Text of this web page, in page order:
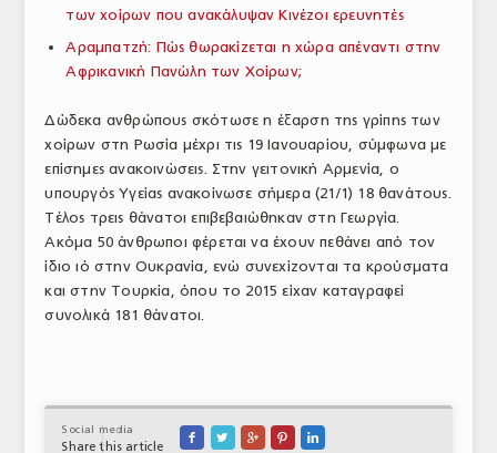
ΕΞΟΠΛΙΣΜΟΣ
ΥΠΗΡΕΣΙΕΣ
ΕΜΠΟΡΙΚΟΙ ΑΝΤΙΠΡΟΣΩΠΟΙ
ΝΟΜΟΘΕΣΙΑ
ΕΛΛΗΝΙΚΗ ΝΟΜΟΘΕΣΙΑ
ΕΥΡΩΠΑΪΚΗ ΝΟΜΟΘΕΣΙΑ
ΑΡΧΕΙΟ ΤΕΥΧΩΝ
των χοίρων που ανακάλυψαν Κινέζοι ερευνητές
Αραμπατζή: Πώς θωρακίζεται η χώρα απέναντι στην
Αφρικανική Πανώλη των Χοίρων;
Δώδεκα ανθρώπους σκότωσε η έξαρση της γρίπης των
χοίρων στη Ρωσία μέχρι τις 19 Ιανουαρίου, σύμφωνα με
επίσημες ανακοινώσεις. Στην γειτονική Αρμενία, ο
υπουργός Υγείας ανακοίνωσε σήμερα (21/1) 18 θανάτους.
Τέλος τρεις θάνατοι επιβεβαιώθηκαν στη Γεωργία.
Ακόμα 50 άνθρωποι φέρεται να έχουν πεθάνει από τον
ίδιο ιό στην Ουκρανία, ενώ συνεχίζονται τα κρούσματα
και στην Τουρκία, όπου το 2015 είχαν καταγραφεί
συνολικά 181 θάνατοι.
Social media
Share this article
    